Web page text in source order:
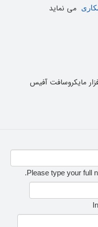
می نماید
مایکروسافت آفیس
Please type your full